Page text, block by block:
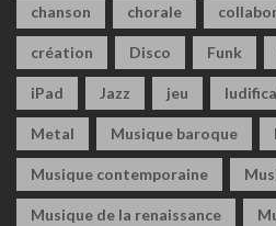
chanson chorale
création Disco Funk
iPad Jazz jeu
Metal Musique baroque
Musique contemporaine
Musique de la renaissance